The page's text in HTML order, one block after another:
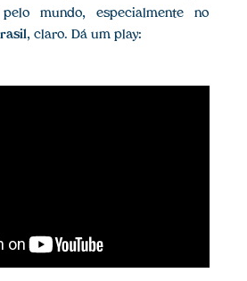
mundo, especialmente no
, claro. Dá um play: